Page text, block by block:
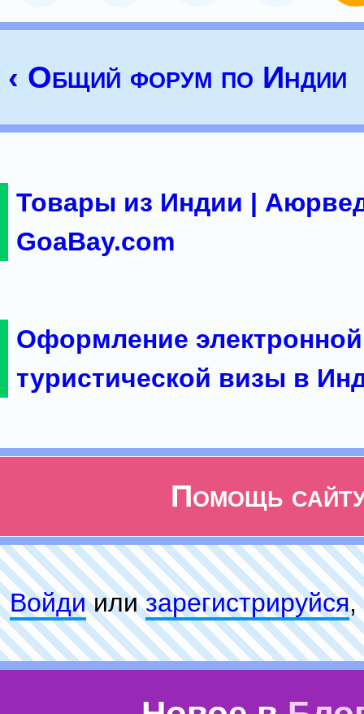
‹ Общий форум по Индии
Товары из Индии |
GoaBay.com
Оформление электронной
туристической визы в
Помощь
Войдиилизарeгиcтpируйся,